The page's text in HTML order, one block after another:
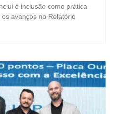
é inclusão como prática
os avanços no Relatório